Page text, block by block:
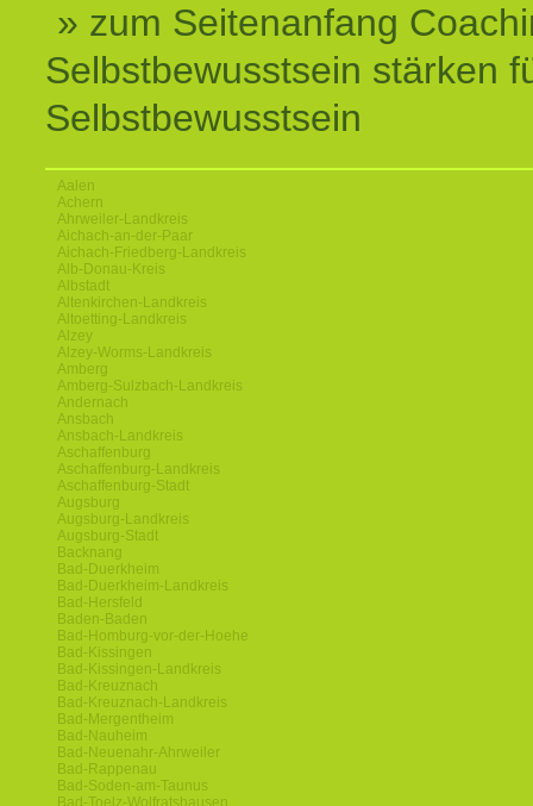
» zum Seitenanfang
Selbstbewusstsein stärken
Selbstbewusstsein
Aalen
Achern
Ahrweiler-Landkreis
Aichach-an-der-Paar
Aichach-Friedberg-Landkreis
Alb-Donau-Kreis
Albstadt
Altenkirchen-Landkreis
Altoetting-Landkreis
Alzey
Alzey-Worms-Landkreis
Amberg
Amberg-Sulzbach-Landkreis
Andernach
Ansbach
Ansbach-Landkreis
Aschaffenburg
Aschaffenburg-Landkreis
Aschaffenburg-Stadt
Augsburg
Augsburg-Landkreis
Augsburg-Stadt
Backnang
Bad-Duerkheim
Bad-Duerkheim-Landkreis
Bad-Hersfeld
Baden-Baden
Bad-Homburg-vor-der-Hoehe
Bad-Kissingen
Bad-Kissingen-Landkreis
Bad-Kreuznach
Bad-Kreuznach-Landkreis
Bad-Mergentheim
Bad-Nauheim
Bad-Neuenahr-Ahrweiler
Bad-Rappenau
Bad-Soden-am-Taunus
Bad-Toelz-Wolfratshausen